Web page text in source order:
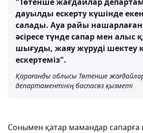
дауылды ескерту күшінде
салады. Ауа райы
әсіресе түнде сапар мен
шығуды, жаяу жүруді шектеу
ескертеміз".
Қарағанды ​​облысы Төтенше
департаментінің баспасөз қызметі
Сонымен қатар мамандар